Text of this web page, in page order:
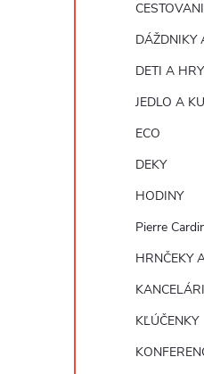
DÁŽDNIKY
DETI A HRY
JEDLO A
ECO
DEKY
HODINY
Pierre
HRNČEKY
KĽÚČENKY